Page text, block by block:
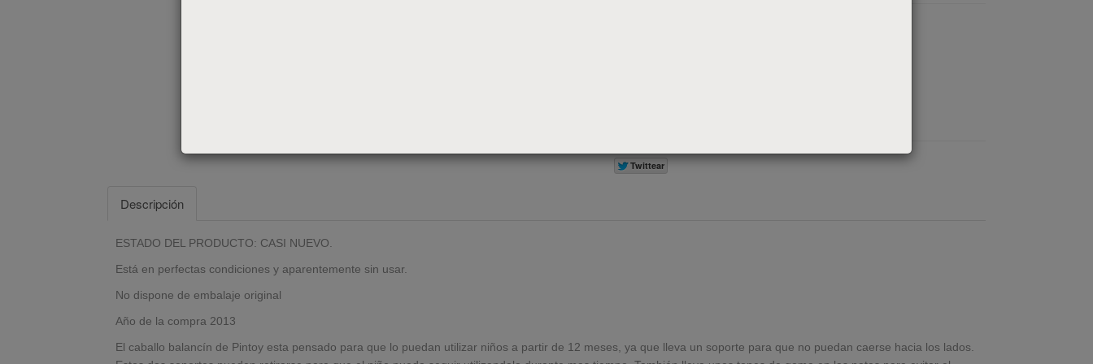
Descripción
ESTADO DEL PRODUCTO: CASI NUEVO.
Está en perfectas condiciones y aparentemente sin usar.
No dispone de embalaje original
Año de la compra 2013
El caballo balancín de Pintoy esta pensado para que lo puedan utilizar niños a partir de 12 meses, ya que lleva un soporte para que no puedan caerse hacia los lados.